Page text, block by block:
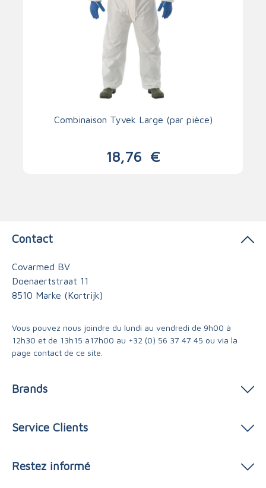
Combinaison Tyvek Large (par pièce)
18,76 €
Contact
Covarmed BV
Doenaertstraat 11
8510 Marke (Kortrijk)
Vous pouvez nous joindre du lundi au vendredi de 9h00 à
12h30 et de 13h15 à17h00 au +32 (0) 56 37 47 45 ou via la
page contact de ce site.
Brands
Service Clients
Restez informé